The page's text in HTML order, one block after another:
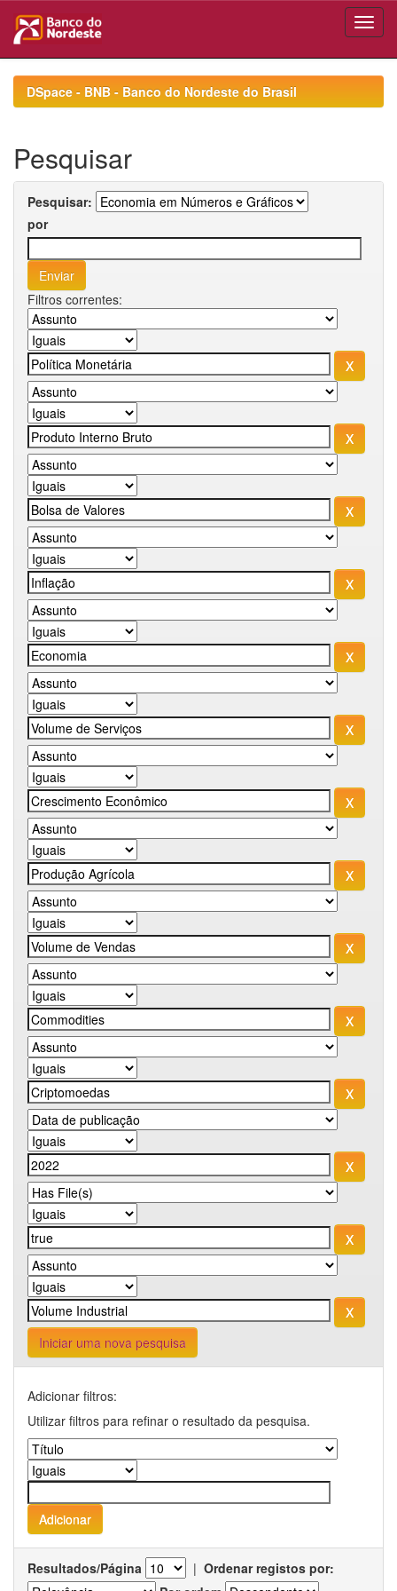
navigationDSpace - BNB - Banco do Nordeste do Brasil
Pesquisar
Pesquisar:
por
Filtros correntes:
Iniciar uma nova pesquisa
Adicionar filtros:
Utilizar filtros para refinar o resultado da pesquisa.
Resultados/Página | Ordenar registos por: